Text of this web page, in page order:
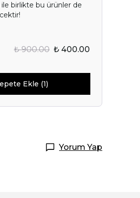
birlikte bu ürünler de
₺ 900.00 ₺ 400.00
Ekle (1)
Yorum Yap